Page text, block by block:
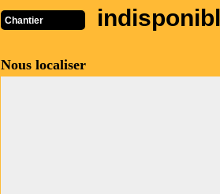
Chantier
Nous localiser